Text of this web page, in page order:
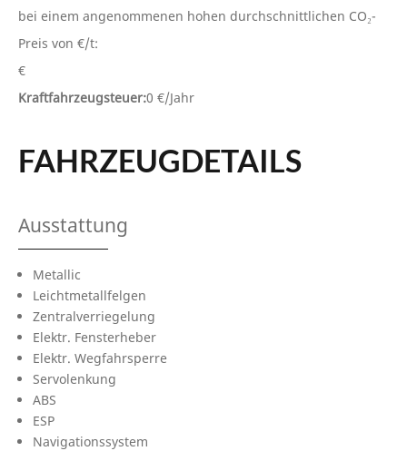
bei einem angenommenen hohen durchschnittlichen CO₂-
Preis von €/t:
€
Kraftfahrzeugsteuer:0 €/Jahr
FAHRZEUGDETAILS
Ausstattung
Metallic
Leichtmetallfelgen
Zentralverriegelung
Elektr. Fensterheber
Elektr. Wegfahrsperre
Servolenkung
ABS
ESP
Navigationssystem